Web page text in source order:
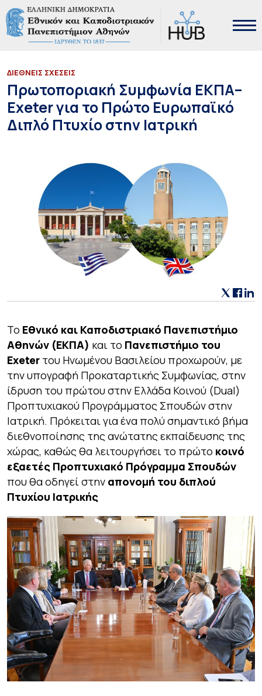
ΔΙΕΘΝΕΙΣ ΣΧΕΣΕΙΣ
Πρωτοποριακή Συμφωνία ΕΚΠΑ–
Exeter για το Πρώτο Ευρωπαϊκό
Διπλό Πτυχίο στην Ιατρική
Το Εθνικό και Καποδιστριακό Πανεπιστήμιο
Αθηνών (ΕΚΠΑ) και το Πανεπιστήμιο του
Exeter του Ηνωμένου Βασιλείου προχωρούν, με
την υπογραφή Προκαταρτικής Συμφωνίας, στην
ίδρυση του πρώτου στην Ελλάδα Κοινού (Dual)
Προπτυχιακού Προγράμματος Σπουδών στην
Ιατρική. Πρόκειται για ένα πολύ σημαντικό βήμα
διεθνοποίησης της ανώτατης εκπαίδευσης της
χώρας, καθώς θα λειτουργήσει το πρώτο κοινό
εξαετές Προπτυχιακό Πρόγραμμα Σπουδών
που θα οδηγεί στην απονομή του διπλού
Πτυχίου Ιατρικής